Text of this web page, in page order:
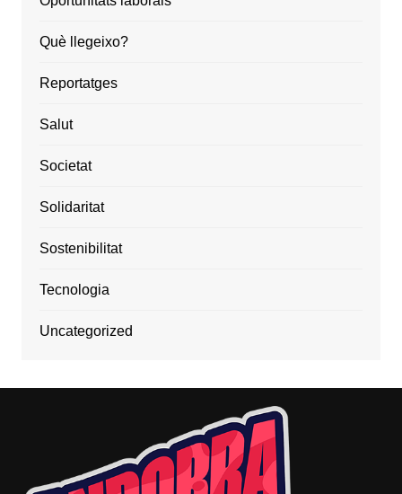
Què llegeixo?
Reportatges
Salut
Societat
Solidaritat
Sostenibilitat
Tecnologia
Uncategorized